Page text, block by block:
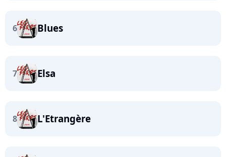
6 Blues
7 Elsa
8 L'Etrangère